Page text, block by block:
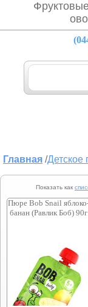
Главная /Детское
Показать как
Пюре Bob Snail
банан (Равлик Боб) 90г